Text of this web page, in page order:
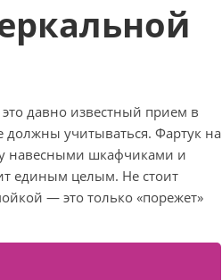
давно известный прием в
должны учитываться. Фартук на
навесными шкафчиками и
единым целым. Не стоит
— это только «порежет»